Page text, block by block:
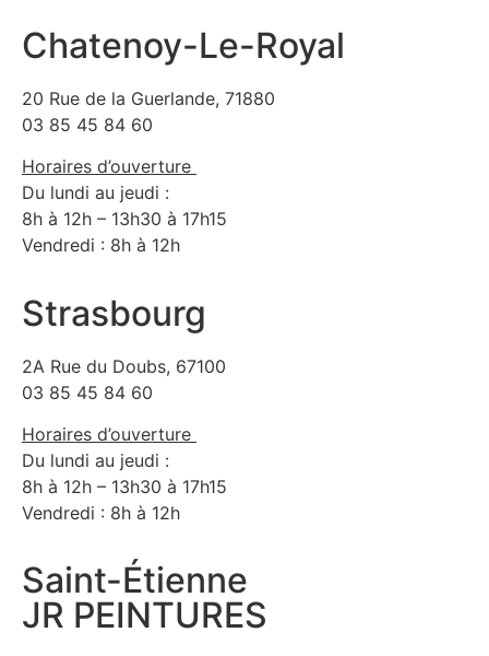
Chatenoy-Le-Royal
20 Rue de la Guerlande, 71880
03 85 45 84 60
Horaires d’ouverture
Du lundi au jeudi :
8h à 12h – 13h30 à 17h15
Vendredi : 8h à 12h
Strasbourg
2A Rue du Doubs, 67100
03 85 45 84 60
Horaires d’ouverture
Du lundi au jeudi :
8h à 12h – 13h30 à 17h15
Vendredi : 8h à 12h
Saint-Étienne
JR PEINTURES